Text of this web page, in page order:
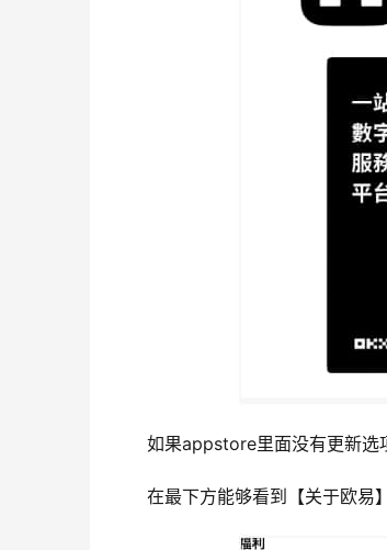
如果appstore里面没有更新选
在最下方能够看到【关于欧易